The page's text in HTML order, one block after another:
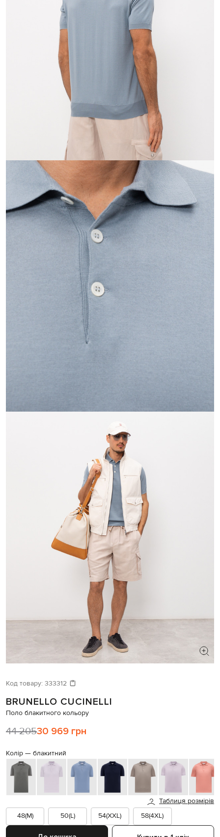
Давайте підберемо щось ще
Код товару: 333312
BRUNELLO CUCINELLI
Поло блакитного кольору
44 20530 969 грн
Колір — блакитний
Таблиця розмірів
48(M)
50(L) 54(XXL) 58(4XL)